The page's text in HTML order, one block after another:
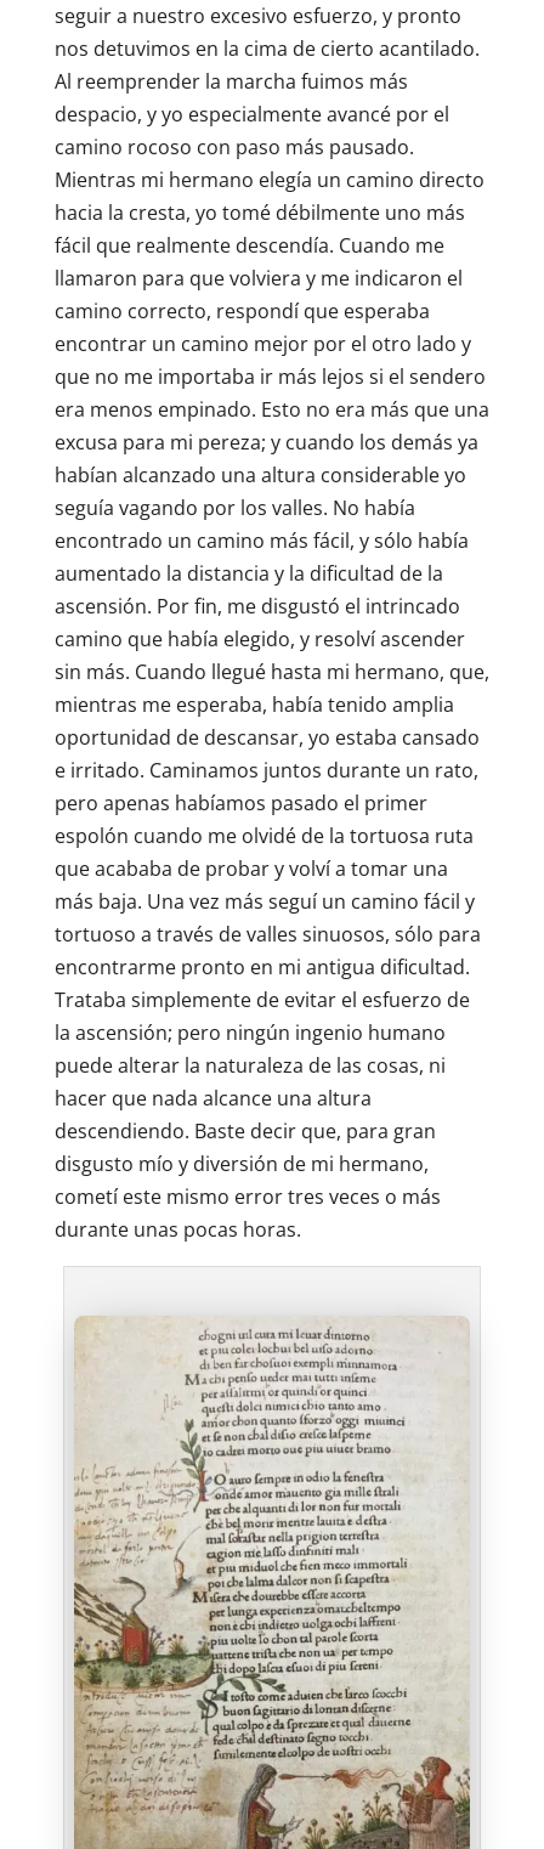
seguir a nuestro excesivo esfuerzo, y pronto
nos detuvimos en la cima de cierto acantilado.
Al reemprender la marcha fuimos más
despacio, y yo especialmente avancé por el
camino rocoso con paso más pausado.
Mientras mi hermano elegía un camino directo
hacia la cresta, yo tomé débilmente uno más
fácil que realmente descendía. Cuando me
llamaron para que volviera y me indicaron el
camino correcto, respondí que esperaba
encontrar un camino mejor por el otro lado y
que no me importaba ir más lejos si el sendero
era menos empinado. Esto no era más que una
excusa para mi pereza; y cuando los demás ya
habían alcanzado una altura considerable yo
seguía vagando por los valles. No había
encontrado un camino más fácil, y sólo había
aumentado la distancia y la dificultad de la
ascensión. Por fin, me disgustó el intrincado
camino que había elegido, y resolví ascender
sin más. Cuando llegué hasta mi hermano, que,
mientras me esperaba, había tenido amplia
oportunidad de descansar, yo estaba cansado
e irritado. Caminamos juntos durante un rato,
pero apenas habíamos pasado el primer
espolón cuando me olvidé de la tortuosa ruta
que acababa de probar y volví a tomar una
más baja. Una vez más seguí un camino fácil y
tortuoso a través de valles sinuosos, sólo para
encontrarme pronto en mi antigua dificultad.
Trataba simplemente de evitar el esfuerzo de
la ascensión; pero ningún ingenio humano
puede alterar la naturaleza de las cosas, ni
hacer que nada alcance una altura
descendiendo. Baste decir que, para gran
disgusto mío y diversión de mi hermano,
cometí este mismo error tres veces o más
durante unas pocas horas.